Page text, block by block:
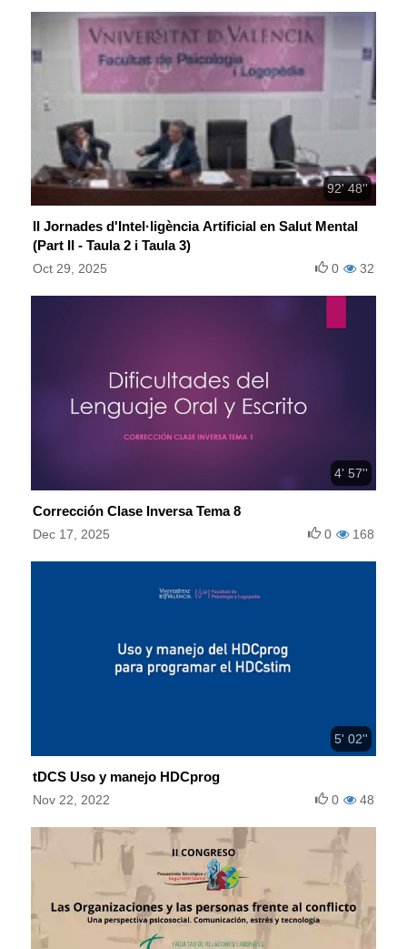
92' 48''
II Jornades d'Intel·ligència Artificial en Salut Mental
(Part II - Taula 2 i Taula 3)
Oct 29, 2025 32
0
4' 57''
Corrección Clase Inversa Tema 8
Dec 17, 2025 168
0
5' 02''
tDCS Uso y manejo HDCprog
Nov 22, 2022 48
0